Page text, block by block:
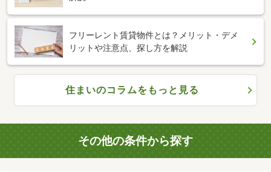
フリーレント賃貸物件とは？メリット・デメ
リットや注意点、探し方を解説
住まいのコラムをもっと見る
その他の条件から探す